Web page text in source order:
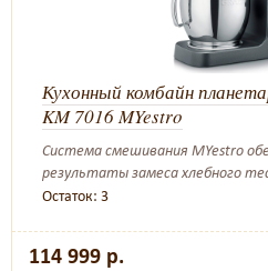
Кухонный комбайн
KM 7016 MYestro
Cистема смешивания MYestro
результаты замеса хлебного
Остаток: 3
114 999 р.